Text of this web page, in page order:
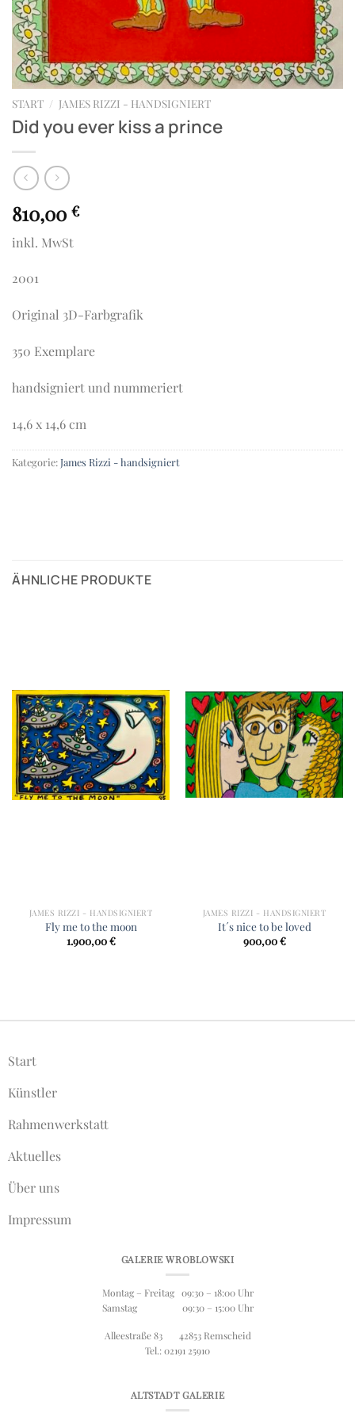
START / JAMES RIZZI - HANDSIGNIERT
Did you ever kiss a prince
810,00 €
inkl. MwSt
2001
Original 3D-Farbgrafik
350 Exemplare
handsigniert und nummeriert
14,6 x 14,6 cm
Kategorie:James Rizzi - handsigniert
ÄHNLICHE PRODUKTE
JAMES RIZZI - HANDSIGNIERT
Fly me to the moon
1.900,00€
JAMES RIZZI - HANDSIGNIERT
It´s nice to be loved
900,00€
Start
Künstler
Rahmenwerkstatt
Aktuelles
Über uns
Impressum
GALERIE WROBLOWSKI
Montag – Freitag 09:30 – 18:00 Uhr
Samstag 09:30 – 15:00 Uhr
Alleestraße 83 42853 Remscheid
Tel.: 02191 25910
ALTSTADT GALERIE